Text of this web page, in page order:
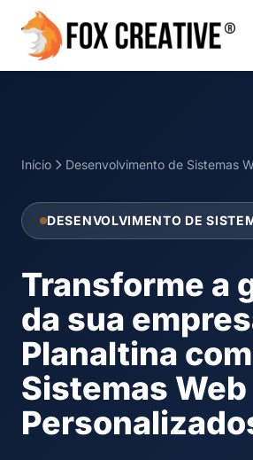
Início Desenvolvimento de Sistemas
DESENVOLVIMENTO DE
Transforme a
da sua
Planaltina com
Sistemas Web